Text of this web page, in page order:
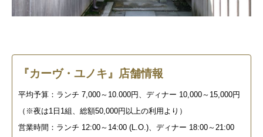
『カーヴ・ユノキ』店舗情報
平均予算：ランチ 7,000～10.000円、ディナー 10,000～15,000円
（※夜は1日1組、総額50,000円以上の利用より）
営業時間：ランチ 12:00～14:00 (L.O.)、ディナー 18:00～21:00